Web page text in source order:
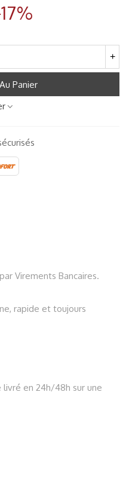
+
Panier
Virements Bancaires.
rapide et toujours
livré en 24h/48h sur une